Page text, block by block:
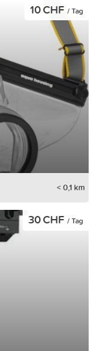
10 CHF / Tag
< 0,1 km
30 CHF / Tag